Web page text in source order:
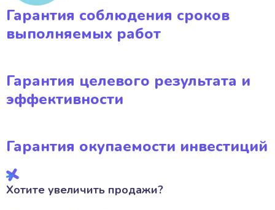
Гарантия соблюдения сроков
выполняемых работ
Гарантия целевого результата и
эффективности
Гарантия окупаемости инвестиций
Хотите увеличить продажи?